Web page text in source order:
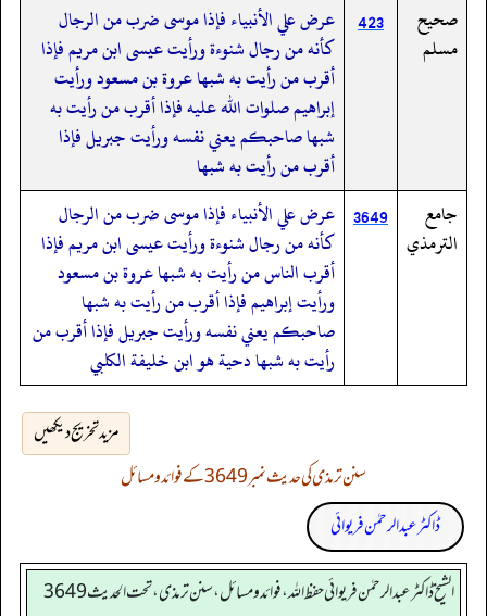
صحيح
مسلم
423
عرض علي الأنبياء فإذا موسى ضرب من الرجال
كأنه من رجال شنوءة ورأيت عيسى ابن مريم فإذا
أقرب من رأيت به شبها عروة بن مسعود ورأيت
إبراهيم صلوات الله عليه فإذا أقرب من رأيت به
شبها صاحبكم يعني نفسه ورأيت جبريل فإذا
أقرب من رأيت به شبها
جامع
الترمذي
3649 عرض علي الأنبياء فإذا موسى ضرب من الرجال
كأنه من رجال شنوءة ورأيت عيسى ابن مريم فإذا
أقرب الناس من رأيت به شبها عروة بن مسعود
ورأيت إبراهيم فإذا أقرب من رأيت به شبها
صاحبكم يعني نفسه ورأيت جبريل فإذا أقرب من
رأيت به شبها دحية هو ابن خليفة الكلبي
مزید تخریج دیکھیں
سنن ترمذی کی حدیث نمبر 3649 کے فوائد و مسائل
ڈاکٹر عبدالرحمٰن فریوائی
الشیخ ڈاکٹر عبد الرحمٰن فریوائی حفظ اللہ، فوائد و مسائل، سنن ترمذی، تحت الحديث 3649